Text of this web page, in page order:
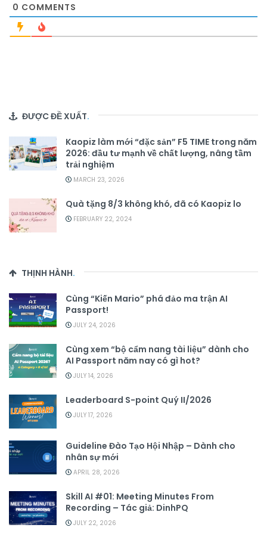
0 COMMENTS
ĐƯỢC ĐỀ XUẤT.
Kaopiz làm mới “đặc sản” F5 TIME trong năm
2026: đầu tư mạnh về chất lượng, nâng tầm
trải nghiệm
MARCH 23, 2026
Quà tặng 8/3 không khó, đã có Kaopiz lo
FEBRUARY 22, 2024
THỊNH HÀNH.
Cùng “Kiến Mario” phá đảo ma trận AI
Passport!
JULY 24, 2026
Cùng xem “bộ cẩm nang tài liệu” dành cho
AI Passport năm nay có gì hot?
JULY 14, 2026
Leaderboard S-point Quý II/2026
JULY 17, 2026
Guideline Đào Tạo Hội Nhập – Dành cho
nhân sự mới
APRIL 28, 2026
Skill AI #01: Meeting Minutes From
Recording – Tác giả: DinhPQ
JULY 22, 2026